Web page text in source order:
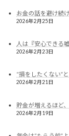
お金の話を避け続
2026年2月25日
人は『安心できる
2026年2月23日
“損をしたくない”
2026年2月21日
貯金が増えるほど
2026年2月19日